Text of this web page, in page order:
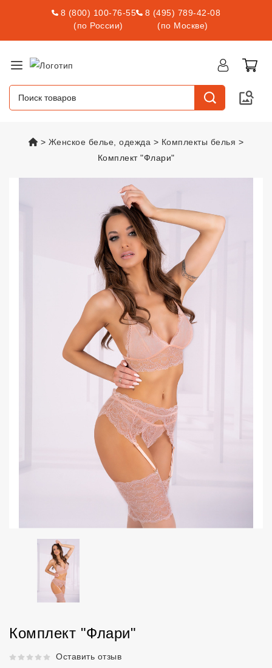
8 (800) 100-76-55
(по России)
8 (495) 789-42-08
(по Москве)
vsexshop.ru
Женское белье, одежда
Комплекты белья
Комплект "Флари"
Комплект "Флари"
Комплект "Флари"
Рейтинг 5 из 5.Оставить отзыв